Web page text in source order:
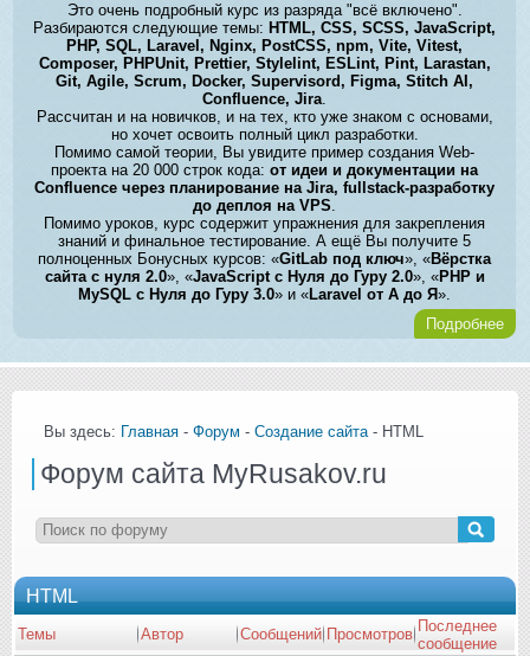
Это очень подробный курс из разряда "всё включено".
Разбираются следующие темы: HTML, CSS, SCSS, JavaScript,
PHP, SQL, Laravel, Nginx, PostCSS, npm, Vite, Vitest,
Composer, PHPUnit, Prettier, Stylelint, ESLint, Pint, Larastan,
Git, Agile, Scrum, Docker, Supervisord, Figma, Stitch AI,
Confluence, Jira.
Рассчитан и на новичков, и на тех, кто уже знаком с основами,
но хочет освоить полный цикл разработки.
Помимо самой теории, Вы увидите пример создания Web-
проекта на 20 000 строк кода:от идеи и документации на
Confluence через планирование на Jira, fullstack-разработку
до деплоя на VPS.
Помимо уроков, курс содержит упражнения для закрепления
знаний и финальное тестирование. А ещё Вы получите 5
полноценных Бонусных курсов: «GitLab под ключ», «Вёрстка
сайта с нуля 2.0», «JavaScript с Нуля до Гуру 2.0», «PHP и
MySQL с Нуля до Гуру 3.0» и «Laravel от А до Я».
Подробнее
Вы здесь: Главная - Форум - Создание сайта- HTML
Форум сайта MyRusakov.ru
HTML
Темы Автор Сообщений Просмотров Последнее
сообщение